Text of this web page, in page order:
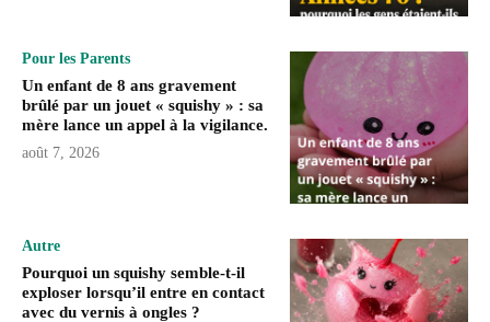
Pour les Parents
Un enfant de 8 ans gravement
brûlé par un jouet « squishy » : sa
mère lance un appel à la vigilance.
août 7, 2026
Autre
Pourquoi un squishy semble-t-il
exploser lorsqu’il entre en contact
avec du vernis à ongles ?